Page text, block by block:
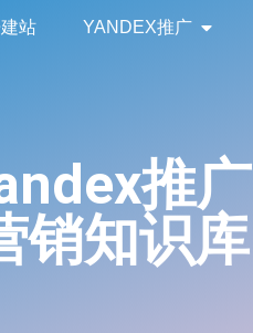
站 YANDEX推广
推广
销知识库